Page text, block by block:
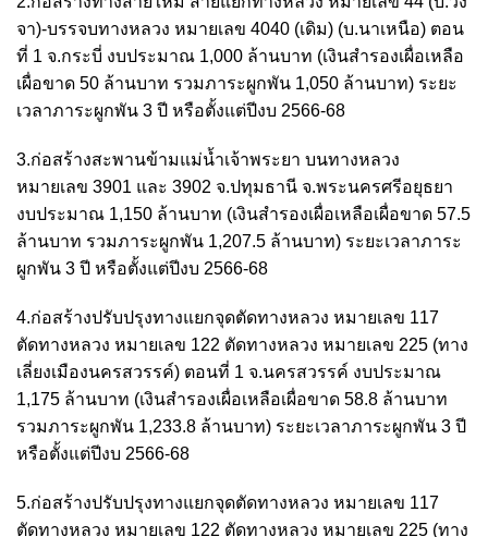
จา)-บรรจบทางหลวง หมายเลข 4040 (เดิม) (บ.นาเหนือ) ตอน
ที่ 1 จ.กระบี่ งบประมาณ 1,000 ล้านบาท (เงินสำรองเผื่อเหลือ
เผื่อขาด 50 ล้านบาท รวมภาระผูกพัน 1,050 ล้านบาท) ระยะ
เวลาภาระผูกพัน 3 ปี หรือตั้งแต่ปีงบ 2566-68
3.ก่อสร้างสะพานข้ามแม่น้ำเจ้าพระยา บนทางหลวง
หมายเลข 3901 และ 3902 จ.ปทุมธานี จ.พระนครศรีอยุธยา
งบประมาณ 1,150 ล้านบาท (เงินสำรองเผื่อเหลือเผื่อขาด 57.5
ล้านบาท รวมภาระผูกพัน 1,207.5 ล้านบาท) ระยะเวลาภาระ
ผูกพัน 3 ปี หรือตั้งแต่ปีงบ 2566-68
4.ก่อสร้างปรับปรุงทางแยกจุดตัดทางหลวง หมายเลข 117
ตัดทางหลวง หมายเลข 122 ตัดทางหลวง หมายเลข 225 (ทาง
เลี่ยงเมืองนครสวรรค์) ตอนที่ 1 จ.นครสวรรค์ งบประมาณ
1,175 ล้านบาท (เงินสำรองเผื่อเหลือเผื่อขาด 58.8 ล้านบาท
รวมภาระผูกพัน 1,233.8 ล้านบาท) ระยะเวลาภาระผูกพัน 3 ปี
หรือตั้งแต่ปีงบ 2566-68
5.ก่อสร้างปรับปรุงทางแยกจุดตัดทางหลวง หมายเลข 117
ตัดทางหลวง หมายเลข 122 ตัดทางหลวง หมายเลข 225 (ทาง